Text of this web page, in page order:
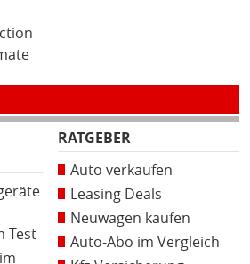
Test
RATGEBER
Auto verkaufen
Leasing Deals
Neuwagen kaufen
Auto-Abo im Vergleich